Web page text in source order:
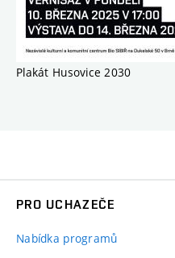
Plakát Husovice 2030
PRO UCHAZEČE
Nabídka programů